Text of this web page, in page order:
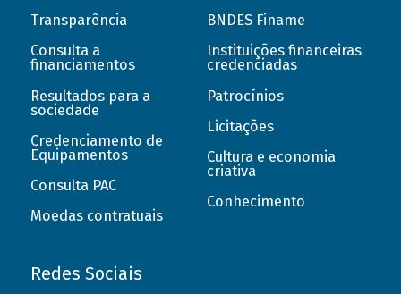
Transparência
Consulta a
financiamentos
Resultados para a
sociedade
Credenciamento de
Equipamentos
Consulta PAC
Moedas contratuais
BNDES Finame
Instituições financeiras
credenciadas
Patrocínios
Licitações
Cultura e economia
criativa
Conhecimento
Redes Sociais